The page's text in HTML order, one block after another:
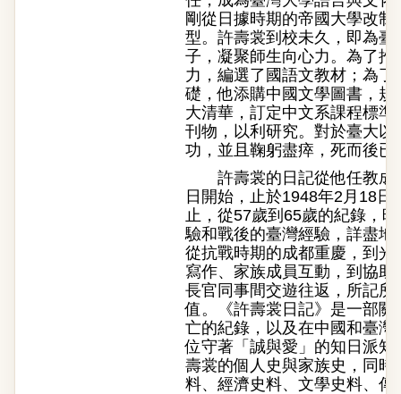
剛從日據時期的帝國大學改
型。許壽裳到校未久，即為
子，凝聚師生向心力。為了
力，編選了國語文教材；為
礎，他添購中國文學圖書，
大清華，訂定中文系課程標
刊物，以利研究。對於臺大
功，並且鞠躬盡瘁，死而後已
許壽裳的日記從他任教成
日開始，止於1948年2月18
止，從57歲到65歲的紀錄，
驗和戰後的臺灣經驗，詳盡
從抗戰時期的成都重慶，到
寫作、家族成員互動，到協
長官同事間交遊往返，所記
值。《許壽裳日記》是一部
亡的紀錄，以及在中國和臺
位守著「誠與愛」的知日派
壽裳的個人史與家族史，同
料、經濟史料、文學史料、